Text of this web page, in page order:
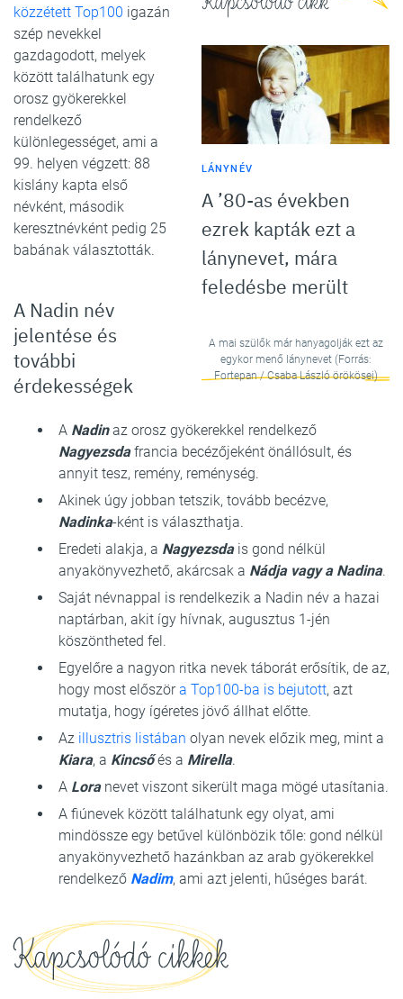
LÁNYNÉV
A ’80-as években
ezrek kapták ezt a
lánynevet, mára
feledésbe merült
A mai szülők már hanyagolják ezt az
egykor menő lánynevet (Forrás:
Fortepan / Csaba László örökösei)
közzétett Top100 igazán
szép nevekkel
gazdagodott, melyek
között találhatunk egy
orosz gyökerekkel
rendelkező
különlegességet, ami a
99. helyen végzett: 88
kislány kapta első
névként, második
keresztnévként pedig 25
babának választották.
A Nadin név
jelentése és
további
érdekességek
A Nadinaz orosz gyökerekkel rendelkező
Nagyezsdafrancia becézőjeként önállósult, és
annyit tesz, remény, reménység.
Akinek úgy jobban tetszik, tovább becézve,
Nadinka-ként is választhatja.
Eredeti alakja, a Nagyezsdais gond nélkül
anyakönyvezhető, akárcsak a Nádja vagy a Nadina.
Saját névnappal is rendelkezik a Nadin név a hazai
naptárban, akit így hívnak, augusztus 1-jén
köszöntheted fel.
Egyelőre a nagyon ritka nevek táborát erősítik, de az,
hogy most előszöra Top100-ba is bejutott, azt
mutatja, hogy ígéretes jövő állhat előtte.
Az illusztris listában olyan nevek előzik meg, mint a
Kiara, a Kincsőés a Mirella.
A Loranevet viszont sikerült maga mögé utasítania.
A fiúnevek között találhatunk egy olyat, ami
mindössze egy betűvel különbözik tőle: gond nélkül
anyakönyvezhető hazánkban az arab gyökerekkel
rendelkező Nadim, ami azt jelenti, hűséges barát.
Kapcsolódó cikkek